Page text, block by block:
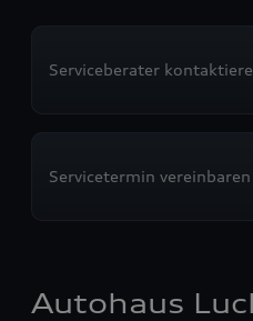
Serviceberater
Servicetermin vereinbaren
Autohaus